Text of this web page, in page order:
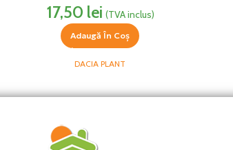
17,50 lei (TVA inclus)
Adaugă În Coș
DACIA PLANT